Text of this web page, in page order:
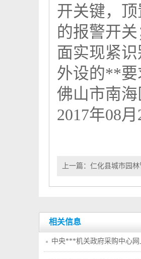
开关键，
的报警开
面实现紧
外设的**
佛山市南
2017年08
上一篇： 仁化县城市园
采购项目(重招）公开招
相关信息
中央***机关政府采购中心